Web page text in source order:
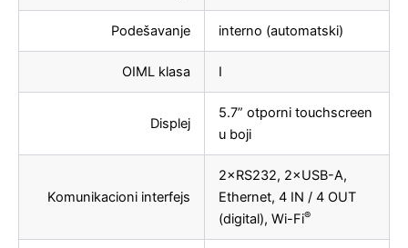
Podešavanje interno (automatski)
OIML klasa I
Displej
5.7” otporni touchscreen
u boji
Komunikacioni interfejs
2×RS232, 2×USB-A,
Ethernet, 4 IN / 4 OUT
(digital), Wi-Fi®